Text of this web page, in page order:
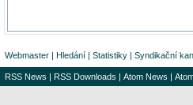
Webmaster | Hledání | Statistiky | Syndikační
RSS News | RSS Downloads | Atom News |